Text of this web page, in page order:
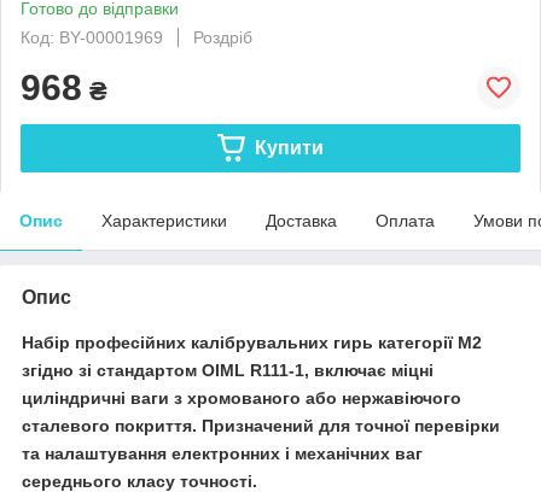
Готово до відправки
Код: BY-00001969
Роздріб
968 ₴
Купити
Опис Характеристики Доставка Оплата Умови
Опис
Набір професійних калібрувальних гирь категорії M2
згідно зі стандартом OIML R111‑1, включає міцні
циліндричні ваги з хромованого або нержавіючого
сталевого покриття. Призначений для точної перевірки
та налаштування електронних і механічних ваг
середнього класу точності.